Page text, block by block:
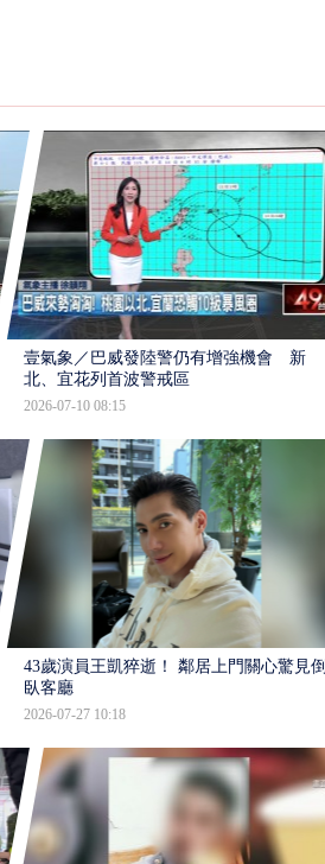
壹氣象／巴威發陸警仍有增強機會 新
北、宜花列首波警戒區
2026-07-10 08:15
43歲演員王凱猝逝！ 鄰居上門關心驚見倒
臥客廳
2026-07-27 10:18